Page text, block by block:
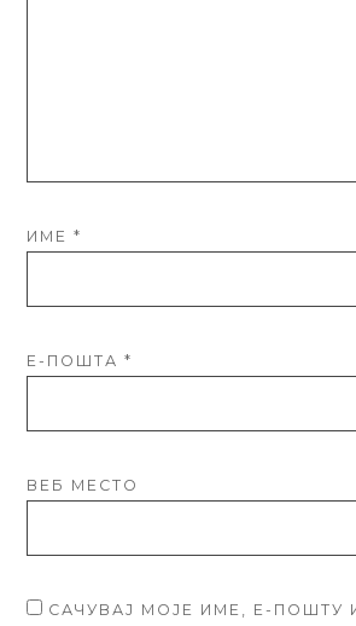
ИМЕ*
Е-ПОШТА*
ВЕБ МЕСТО
САЧУВАЈ МОЈЕ ИМЕ, Е-ПОШТУ